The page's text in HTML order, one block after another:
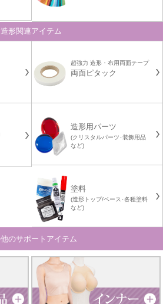
造形関連アイテム
超強力 造形・布用両面テープ
両面ピタック
造形用パーツ
(クリスタルパーツ･装飾用品
など)
塗料
(造形トップ/ベース･各種塗料
など)
のサポートアイテム